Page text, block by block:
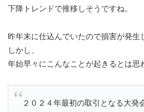
下降トレンドで推移しそうですね。
昨年末に仕込んでいたので損害が発生
しかし、
年始早々にこんなことが起きるとは思
２０２４年最初の取引となる大発